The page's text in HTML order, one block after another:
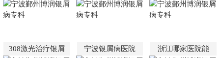
308激光治疗银屑 宁波银屑病医院 浙江哪家医院能